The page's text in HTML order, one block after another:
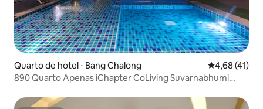
Quarto de hotel ⋅ Bang Chalong 4,68 de uma
4,68 (41)
890 Quarto Apenas iChapter CoLiving Suvarnabhumi